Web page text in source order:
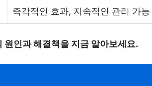
즉각적인 효과, 지속적인 관리 가능
원인과 해결책을 지금 알아보세요.